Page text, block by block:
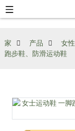
家 产品 女性
跑步鞋、防滑运动鞋